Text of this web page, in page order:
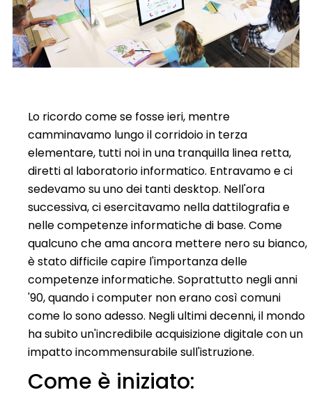
Lo ricordo come se fosse ieri, mentre
camminavamo lungo il corridoio in terza
elementare, tutti noi in una tranquilla linea retta,
diretti al laboratorio informatico. Entravamo e ci
sedevamo su uno dei tanti desktop. Nell'ora
successiva, ci esercitavamo nella dattilografia e
nelle competenze informatiche di base. Come
qualcuno che ama ancora mettere nero su bianco,
è stato difficile capire l'importanza delle
competenze informatiche. Soprattutto negli anni
'90, quando i computer non erano così comuni
come lo sono adesso. Negli ultimi decenni, il mondo
ha subito un'incredibile acquisizione digitale con un
impatto incommensurabile sull'istruzione.
Come è iniziato: